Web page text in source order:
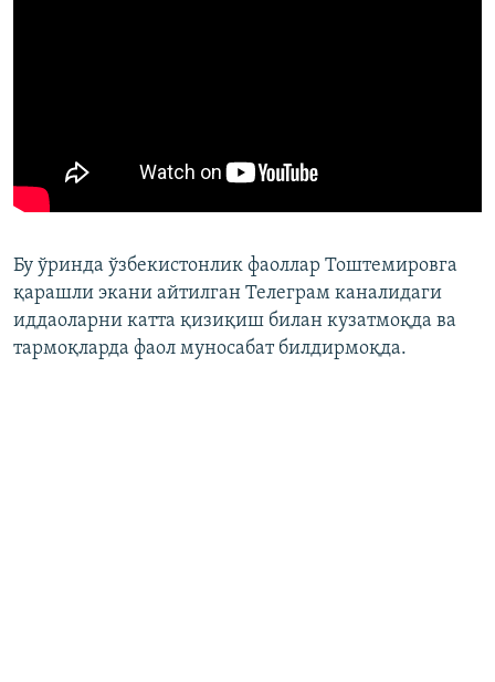
Бу ўринда ўзбекистонлик фаоллар Тоштемировга
қарашли экани айтилган Телеграм каналидаги
иддаоларни катта қизиқиш билан кузатмоқда ва
тармоқларда фаол муносабат билдирмоқда.